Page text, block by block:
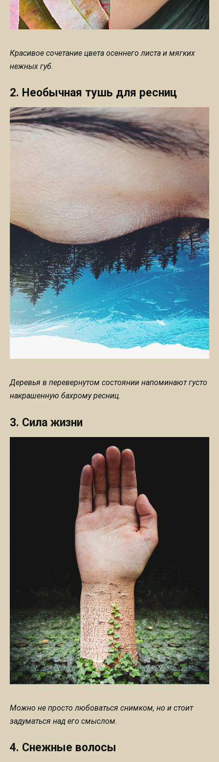
Красивое сочетание цвета осеннего листа и мягких
нежных губ.
2. Необычная тушь для ресниц
Деревья в перевернутом состоянии напоминают густо
накрашенную бахрому ресниц.
3. Сила жизни
Можно не просто любоваться снимком, но и стоит
задуматься над его смыслом.
4. Снежные волосы